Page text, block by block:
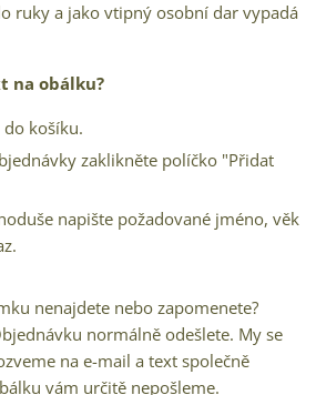
ruky a jako vtipný osobní dar vypadá
na obálku?
košíku.
zaklikněte políčko "Přidat
napište požadované jméno, věk
nenajdete nebo zapomenete?
normálně odešlete. My se
na e-mail a text společně
vám určitě nepošleme.